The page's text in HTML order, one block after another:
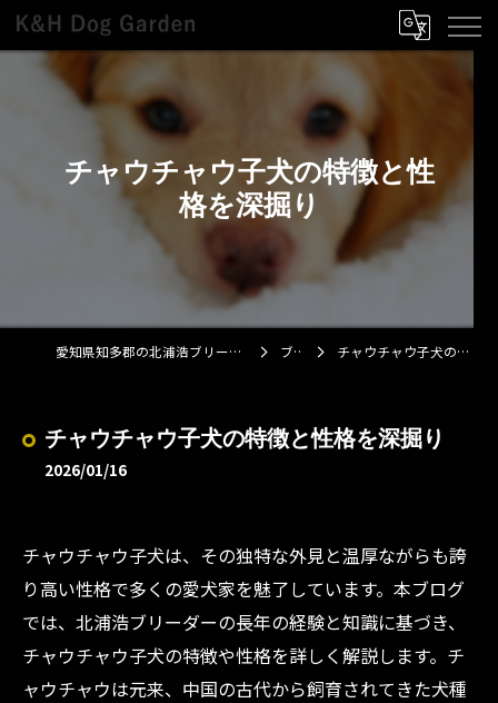
チャウチャウ子犬の特徴と性
格を深掘り
愛知県知多郡の北浦浩ブリーダーならK&H Dog Garden ブログ チャウチャウ子犬の特徴と性格を深掘り
チャウチャウ子犬の特徴と性格を深掘り
2026/01/16
チャウチャウ子犬は、その独特な外見と温厚ながらも誇
り高い性格で多くの愛犬家を魅了しています。本ブログ
では、北浦浩ブリーダーの長年の経験と知識に基づき、
チャウチャウ子犬の特徴や性格を詳しく解説します。チ
ャウチャウは元来、中国の古代から飼育されてきた犬種